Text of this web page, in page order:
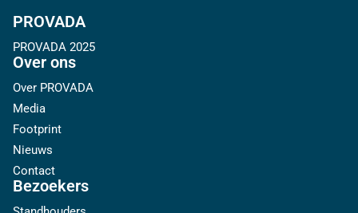
PROVADA
PROVADA 2025
Over ons
Over PROVADA
Media
Footprint
Nieuws
Contact
Bezoekers